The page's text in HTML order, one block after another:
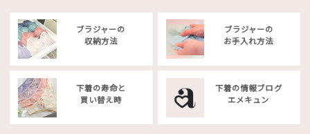
ブラジャーの
収納方法
ブラジャーの
お手入れ方法
下着の寿命と
買い替え時
下着の情報ブログ
エメキュン